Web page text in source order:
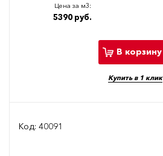
Цена за м3:
5390 руб.
В корзину
Купить в 1 клик
Код: 40091